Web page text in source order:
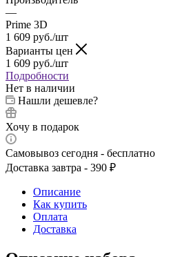
—
Prime 3D
1 609 руб./шт
Варианты цен
1 609 руб./шт
Подробности
Нет в наличии
Нашли дешевле?
Хочу в подарок
Самовывоз сегодня - бесплатно
Доставка завтра - 390 ₽
Описание
Как купить
Оплата
Доставка